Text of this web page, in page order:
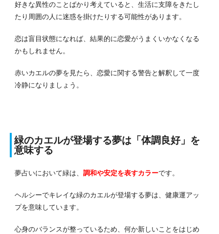
好きな異性のことばかり考えていると、生活に支障をきたし
たり周囲の人に迷惑を掛けたりする可能性があります。
恋は盲目状態になれば、結果的に恋愛がうまくいかなくなる
かもしれません。
赤いカエルの夢を見たら、恋愛に関する警告と解釈して一度
冷静になりましょう。
緑のカエルが登場する夢は「体調良好」を
意味する
夢占いにおいて緑は、 調和や安定を表すカラーです。
ヘルシーでキレイな緑のカエルが登場する夢は、健康運アッ
プを意味しています。
心身のバランスが整っているため、何か新しいことをはじめ